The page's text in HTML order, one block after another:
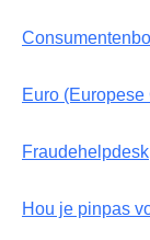
Euro
Fraudehelpdesk
Hou je pinpas